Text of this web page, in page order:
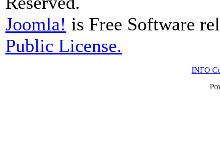
Joomla! is Free Software
Public License.
INFO